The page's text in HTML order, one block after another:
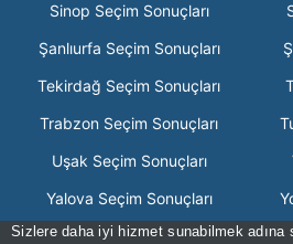
Sizlere daha iyi hizmet sunabilmek
Sinop Seçim Sonuçları
Şanlıurfa Seçim Sonuçları
Tekirdağ Seçim Sonuçları
Trabzon Seçim Sonuçları
Uşak Seçim Sonuçları
Yalova Seçim Sonuçları
Zonguldak Seçim Sonuçları